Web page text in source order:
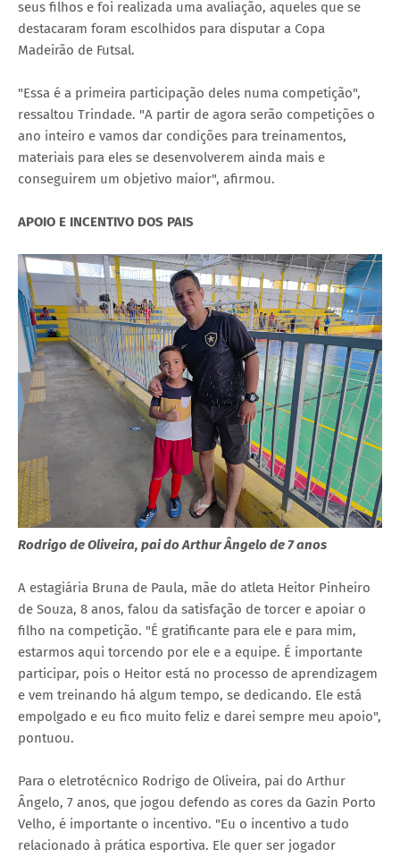
seus filhos e foi realizada uma avaliação, aqueles que se
destacaram foram escolhidos para disputar a Copa
Madeirão de Futsal.
"Essa é a primeira participação deles numa competição",
ressaltou Trindade. "A partir de agora serão competições o
ano inteiro e vamos dar condições para treinamentos,
materiais para eles se desenvolverem ainda mais e
conseguirem um objetivo maior", afirmou.
APOIO E INCENTIVO DOS PAIS
Rodrigo de Oliveira, pai do Arthur Ângelo de 7 anos
A estagiária Bruna de Paula, mãe do atleta Heitor Pinheiro
de Souza, 8 anos, falou da satisfação de torcer e apoiar o
filho na competição. "É gratificante para ele e para mim,
estarmos aqui torcendo por ele e a equipe. É importante
participar, pois o Heitor está no processo de aprendizagem
e vem treinando há algum tempo, se dedicando. Ele está
empolgado e eu fico muito feliz e darei sempre meu apoio",
pontuou.
Para o eletrotécnico Rodrigo de Oliveira, pai do Arthur
Ângelo, 7 anos, que jogou defendo as cores da Gazin Porto
Velho, é importante o incentivo. "Eu o incentivo a tudo
relacionado à prática esportiva. Ele quer ser jogador